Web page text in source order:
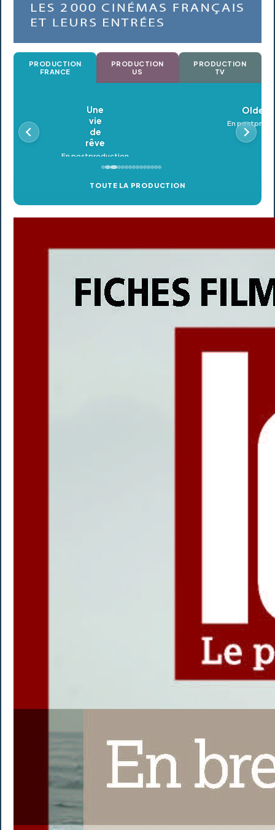
PRODUCTION
FRANCE
PRODUCTION
US
PRODUCTION
TV
Oldeupe
En postproduction
TOUTE LA PRODUCTION